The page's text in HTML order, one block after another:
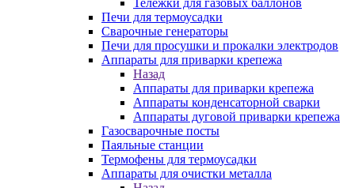
Тележки для газовых баллонов
Печи для термоусадки
Сварочные генераторы
Печи для просушки и прокалки электродов
Аппараты для приварки крепежа
Назад
Аппараты для приварки крепежа
Аппараты конденсаторной сварки
Аппараты дуговой приварки крепежа
Газосварочные посты
Паяльные станции
Термофены для термоусадки
Аппараты для очистки металла